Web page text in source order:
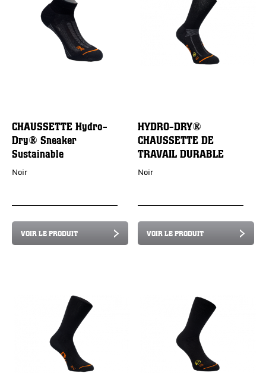
CHAUSSETTE Hydro-
Dry® Sneaker
Sustainable
Noir
VOIR LE PRODUIT
HYDRO-DRY®
CHAUSSETTE DE
TRAVAIL DURABLE
Noir
VOIR LE PRODUIT